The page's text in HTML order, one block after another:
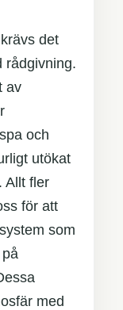
det
rådgivning.
av
och
utökat
Allt fler
för att
som
med